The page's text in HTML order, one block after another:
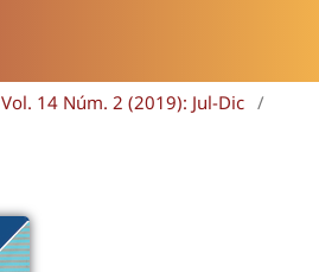
Vol. 14 Núm. 2 (2019): Jul-Dic /